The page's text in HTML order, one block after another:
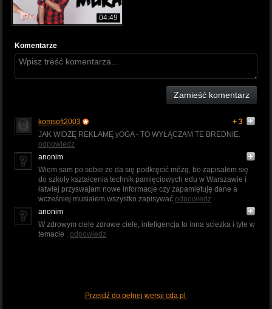
04:49
Komentarze
Zamieść komentarz
komsoft2003
+ 3
JAK WIDZĘ REKLAMĘ yOGA - TO WYŁĄCZAM TE BREDNIE.
odpowiedz
anonim
Wiem sam po sobie że da się podkręcić mózg, bo zapisałem się
do szkoły kształcenia technik pamięciowych edu w Warszawie i
łatwiej przyswajam nowe informacje czy zapamiętuję dane a
wcześniej musiałem wszystko zapisywać odpowiedz
anonim
W zdrowym ciele zdrowe ciele, inteligencja to inna sciezka i tyle w
temacie . odpowiedz
Przejdź do pełnej wersji cda.pl